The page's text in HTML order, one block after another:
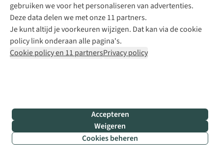
gebruiken we voor het personaliseren van advertenties.
Deze data delen we met onze 11 partners.
Je kunt altijd je voorkeuren wijzigen. Dat kan via de cookie
policy link onderaan alle pagina's.
Cookie policy en 11 partnersPrivacy policy
Accepteren
Weigeren
Cookies beheren
Bever
B.V.